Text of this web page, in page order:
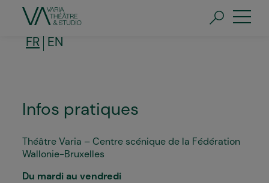
contenu
FR EN
Infos pratiques
Théâtre Varia – Centre scénique de la Fédération
Wallonie-Bruxelles
Du mardi au vendredi